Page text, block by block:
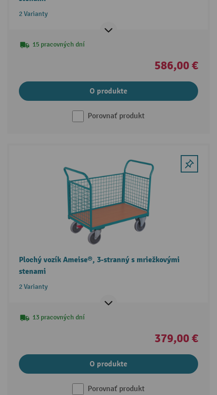
2 Varianty
15 pracovných dní
586,00 €
O produkte
Porovnať produkt
Plochý vozík Ameise®, 3-stranný s mriežkovými
stenami
2 Varianty
13 pracovných dní
379,00 €
O produkte
Porovnať produkt